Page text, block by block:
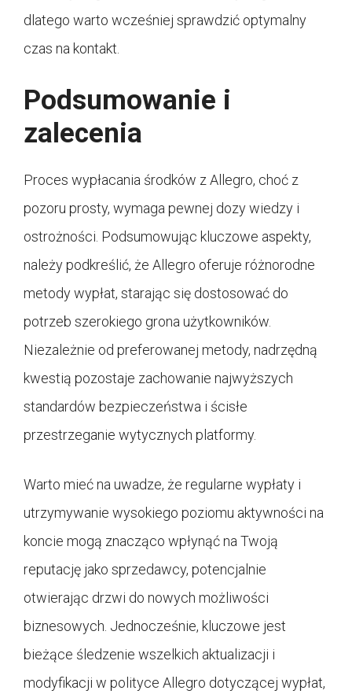
dlatego warto wcześniej sprawdzić optymalny
czas na kontakt.
Podsumowanie i
zalecenia
Proces wypłacania środków z Allegro, choć z
pozoru prosty, wymaga pewnej dozy wiedzy i
ostrożności. Podsumowując kluczowe aspekty,
należy podkreślić, że Allegro oferuje różnorodne
metody wypłat, starając się dostosować do
potrzeb szerokiego grona użytkowników.
Niezależnie od preferowanej metody, nadrzędną
kwestią pozostaje zachowanie najwyższych
standardów bezpieczeństwa i ścisłe
przestrzeganie wytycznych platformy.
Warto mieć na uwadze, że regularne wypłaty i
utrzymywanie wysokiego poziomu aktywności na
koncie mogą znacząco wpłynąć na Twoją
reputację jako sprzedawcy, potencjalnie
otwierając drzwi do nowych możliwości
biznesowych. Jednocześnie, kluczowe jest
bieżące śledzenie wszelkich aktualizacji i
modyfikacji w polityce Allegro dotyczącej wypłat,